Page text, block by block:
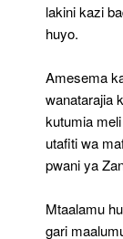
lakini kazi
huyo.
Amesema
wanatarajia
kutumia
utafiti wa
pwani ya
Mtaalamu
gari